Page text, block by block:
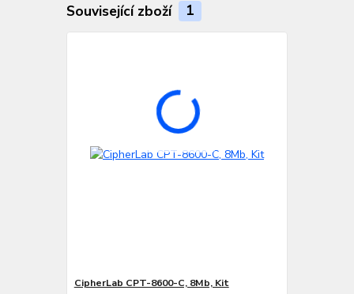
Související zboží 1
CipherLab CPT-8600-C, 8Mb, Kit